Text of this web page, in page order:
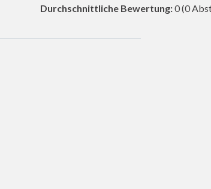
Durchschnittliche Bewertung:0(0